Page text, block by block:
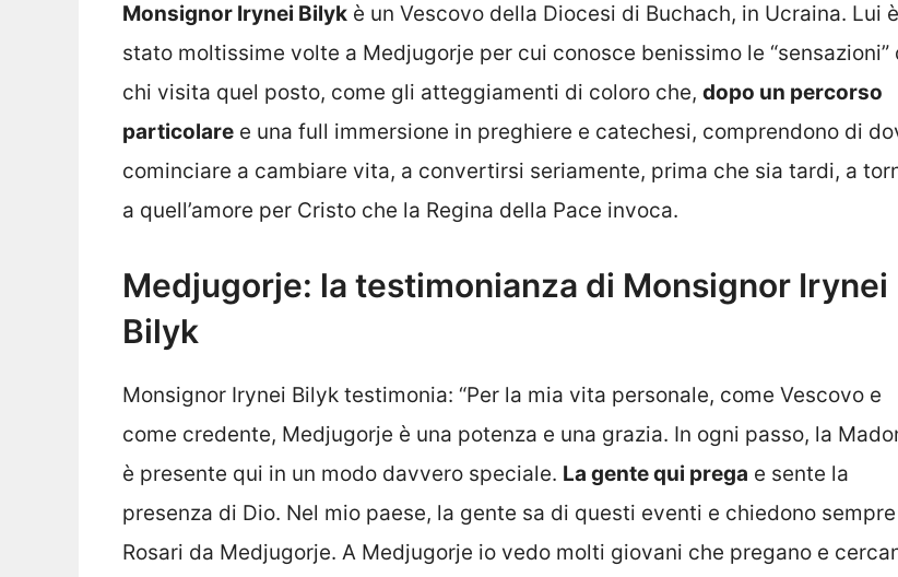
Monsignor Irynei Bilyk è un Vescovo della Diocesi di Buchach, in Ucraina. Lui è
stato moltissime volte a Medjugorje per cui conosce benissimo le “sensazioni”
chi visita quel posto, come gli atteggiamenti di coloro che, dopo un percorso
particolare e una full immersione in preghiere e catechesi, comprendono di
cominciare a cambiare vita, a convertirsi seriamente, prima che sia tardi, a
a quell’amore per Cristo che la Regina della Pace invoca.
Medjugorje: la testimonianza di Monsignor Irynei
Bilyk
Monsignor Irynei Bilyk testimonia: “Per la mia vita personale, come Vescovo e
come credente, Medjugorje è una potenza e una grazia. In ogni passo, la
è presente qui in un modo davvero speciale. La gente qui prega e sente la
presenza di Dio. Nel mio paese, la gente sa di questi eventi e chiedono sempre
Rosari da Medjugorje. A Medjugorje io vedo molti giovani che pregano e